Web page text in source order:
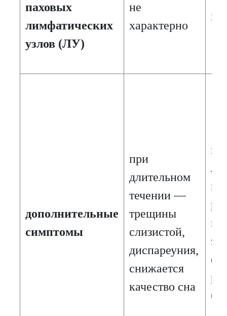
паховых
лимфатических
узлов (ЛУ)
не
характерно
дополнительные
симптомы
при
длительном
течении —
трещины
слизистой,
диспареуния,
снижается
качество сна